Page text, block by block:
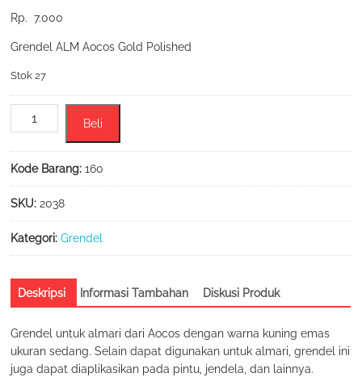
Rp. 7.000
Grendel ALM Aocos Gold Polished
Stok 27
Kuantitas
Grendel
Almari/Pintu/Jendela
Aocos
Kuning
Emas
Beli
Kode Barang:160
SKU:2038
Kategori:Grendel
Deskripsi Informasi Tambahan Diskusi Produk
Grendel untuk almari dari Aocos dengan warna kuning emas
ukuran sedang. Selain dapat digunakan untuk almari, grendel ini
juga dapat diaplikasikan pada pintu, jendela, dan lainnya.